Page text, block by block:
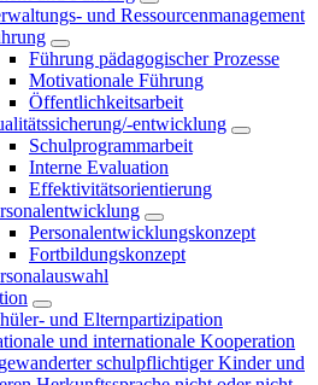
und Ressourcenmanagement
Führung pädagogischer Prozesse
Motivationale Führung
Öffentlichkeitsarbeit
entwicklung
Schulprogrammarbeit
Interne Evaluation
Effektivitätsorientierung
Personalentwicklungskonzept
Fortbildungskonzept
und Elternpartizipation
und internationale Kooperation
schulpflichtiger Kinder und